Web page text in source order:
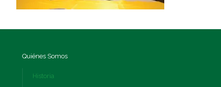
Quiénes Somos
Historia